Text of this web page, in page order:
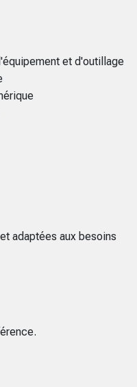
et d'outillage
adaptées aux besoins